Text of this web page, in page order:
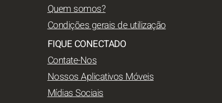
Quem somos?
Condições gerais de utilização
FIQUE CONECTADO
Contate-Nos
Nossos Aplicativos Móveis
Mídias Sociais